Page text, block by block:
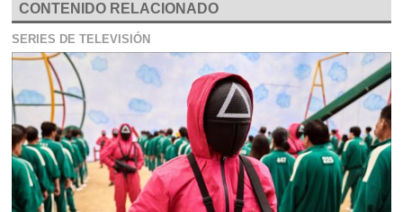
CONTENIDO RELACIONADO
SERIES DE TELEVISIÓN